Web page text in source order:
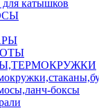
катышков
боксы